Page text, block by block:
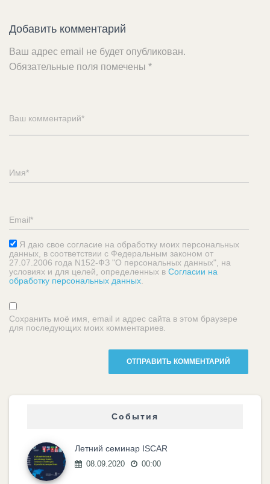
Добавить комментарий
Ваш адрес email не будет опубликован.
Обязательные поля помечены *
Я даю свое согласие на обработку моих персональных
данных, в соответствии с Федеральным законом от
27.07.2006 года N152-ФЗ "О персональных данных", на
условиях и для целей, определенных в Согласии на
обработку персональных данных
Сохранить моё имя, email и адрес сайта в этом браузере
для последующих моих комментариев.
События
Летний семинар ISCAR
08.09.2020 00:00